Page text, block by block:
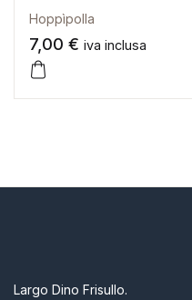
Hoppìpolla
7,00 € iva inclusa
Largo Dino Frisullo.